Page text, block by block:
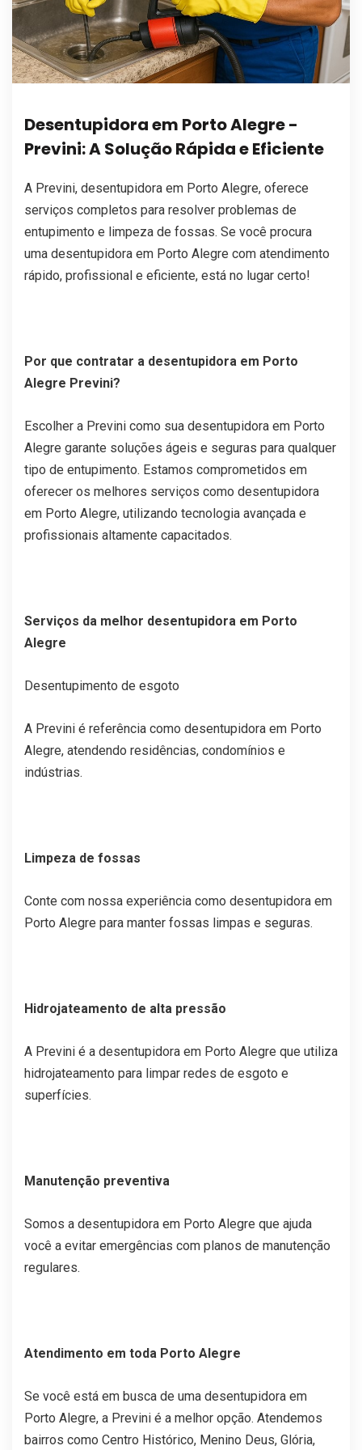
Desentupidora em Porto Alegre -
Previni: A Solução Rápida e Eficiente
A Previni, desentupidora em Porto Alegre, oferece
serviços completos para resolver problemas de
entupimento e limpeza de fossas. Se você procura
uma desentupidora em Porto Alegre com atendimento
rápido, profissional e eficiente, está no lugar certo!
Por que contratar a desentupidora em Porto
Alegre Previni?
Escolher a Previni como sua desentupidora em Porto
Alegre garante soluções ágeis e seguras para qualquer
tipo de entupimento. Estamos comprometidos em
oferecer os melhores serviços como desentupidora
em Porto Alegre, utilizando tecnologia avançada e
profissionais altamente capacitados.
Serviços da melhor desentupidora em Porto
Alegre
Desentupimento de esgoto
A Previni é referência como desentupidora em Porto
Alegre, atendendo residências, condomínios e
indústrias.
Limpeza de fossas
Conte com nossa experiência como desentupidora em
Porto Alegre para manter fossas limpas e seguras.
Hidrojateamento de alta pressão
A Previni é a desentupidora em Porto Alegre que utiliza
hidrojateamento para limpar redes de esgoto e
superfícies.
Manutenção preventiva
Somos a desentupidora em Porto Alegre que ajuda
você a evitar emergências com planos de manutenção
regulares.
Atendimento em toda Porto Alegre
Se você está em busca de uma desentupidora em
Porto Alegre, a Previni é a melhor opção. Atendemos
bairros como Centro Histórico, Menino Deus, Glória,